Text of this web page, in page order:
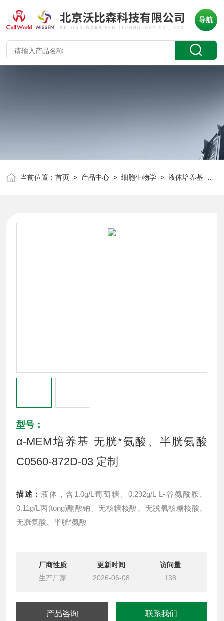
导航
当前位置：首页 > 产品中心 >细胞生物学 >液体培养基
型号：
α-MEM培养基 无胱*氨酸、半胱氨酸
C0560-872D-03 定制
描述：液体，含1.0g/L葡萄糖、0.292g/L L-谷氨酰胺、
0.11g/L丙(tong)酮酸钠、无核糖核酸、无脱氧核糖核酸、
无胱氨酸、半胱*氨酸
厂商性质
生产厂家
更新时间
2026-06-08
访问量
138
产品咨询 联系我们